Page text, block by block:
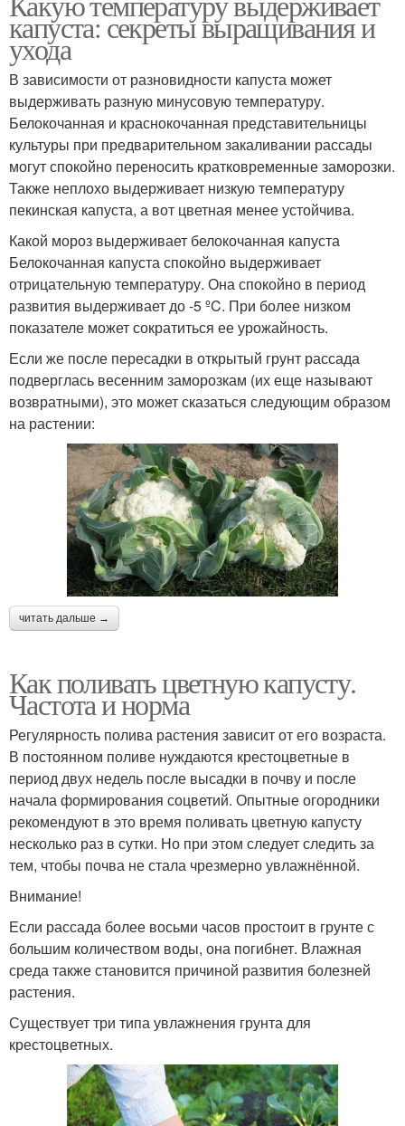
капуста: секреты выращивания и
ухода
В зависимости от разновидности капуста может
выдерживать разную минусовую температуру.
Белокочанная и краснокочанная представительницы
культуры при предварительном закаливании рассады
могут спокойно переносить кратковременные заморозки.
Также неплохо выдерживает низкую температуру
пекинская капуста, а вот цветная менее устойчива.
Какой мороз выдерживает белокочанная капуста
Белокочанная капуста спокойно выдерживает
отрицательную температуру. Она спокойно в период
развития выдерживает до -5 ºC. При более низком
показателе может сократиться ее урожайность.
Если же после пересадки в открытый грунт рассада
подверглась весенним заморозкам (их еще называют
возвратными), это может сказаться следующим образом
на растении:
читать дальше →
Как поливать цветную капусту.
Частота и норма
Регулярность полива растения зависит от его возраста.
В постоянном поливе нуждаются крестоцветные в
период двух недель после высадки в почву и после
начала формирования соцветий. Опытные огородники
рекомендуют в это время поливать цветную капусту
несколько раз в сутки. Но при этом следует следить за
тем, чтобы почва не стала чрезмерно увлажнённой.
Внимание!
Если рассада более восьми часов простоит в грунте с
большим количеством воды, она погибнет. Влажная
среда также становится причиной развития болезней
растения.
Существует три типа увлажнения грунта для
крестоцветных.